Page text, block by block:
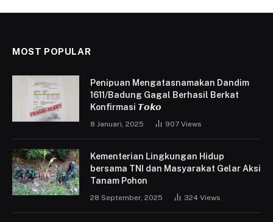
MOST POPULAR
Penipuan Mengatasnamakan Dandim
1611/Badung Gagal Berhasil Berkat
Konfirmasi 𝙏𝙤𝙠𝙤
8 Januari, 2025 907 Views
Kementerian Lingkungan Hidup
bersama TNI dan Masyarakat Gelar Aksi
Tanam Pohon
28 September, 2025 324 Views